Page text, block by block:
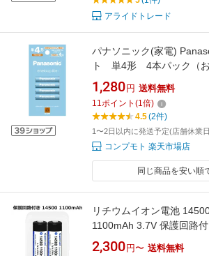
アライドトレード
パナソニック(家電)
ト 単4形 4本パック（お
4LCD/4H) 目安在庫=○
1,280 円 送料無料
11ポイント (1倍)
4.5(2件)
1〜2日以内に発送予定(店舗休業
コンプモト 楽天市場店
同じ商品を安い順
リチウムイオン電池
1100mAh 3.7V 保護回路
ッテリー 充電池 2本セッ
2,300 円〜 送料無料